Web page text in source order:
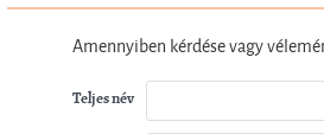
Amennyiben kérdése vagy
Teljes név